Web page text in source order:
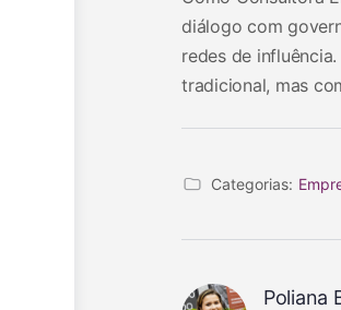
diálogo com
redes de
tradicional, mas
Categorias:
Poliana